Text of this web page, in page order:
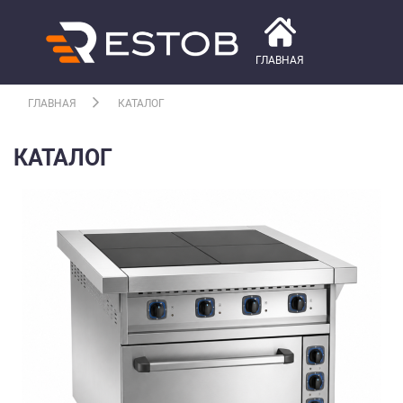
ГЛАВНАЯ
ГЛАВНАЯ КАТАЛОГ
КАТАЛОГ